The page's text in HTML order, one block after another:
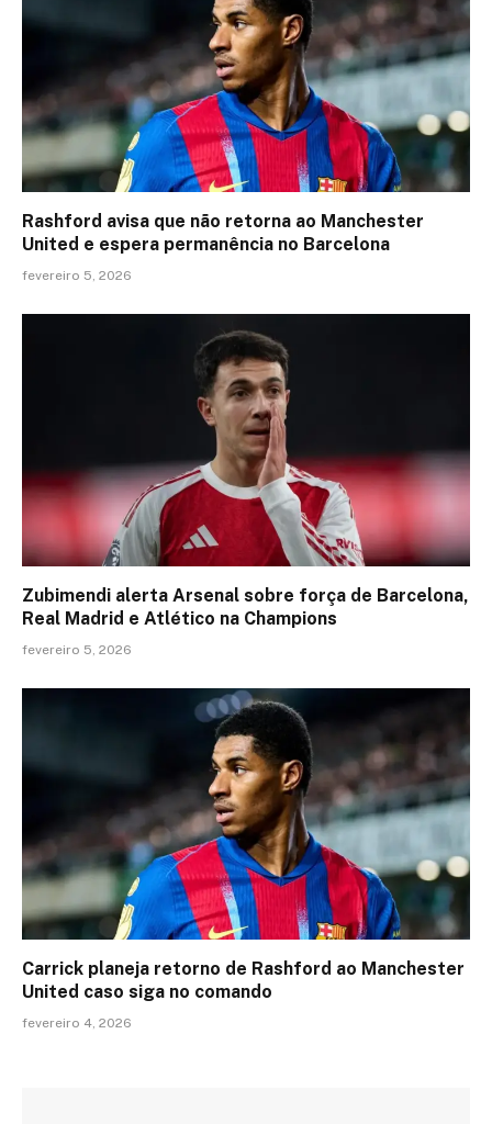
Rashford avisa que não retorna ao Manchester
United e espera permanência no Barcelona
fevereiro 5, 2026
Zubimendi alerta Arsenal sobre força de Barcelona,
Real Madrid e Atlético na Champions
fevereiro 5, 2026
Carrick planeja retorno de Rashford ao Manchester
United caso siga no comando
fevereiro 4, 2026